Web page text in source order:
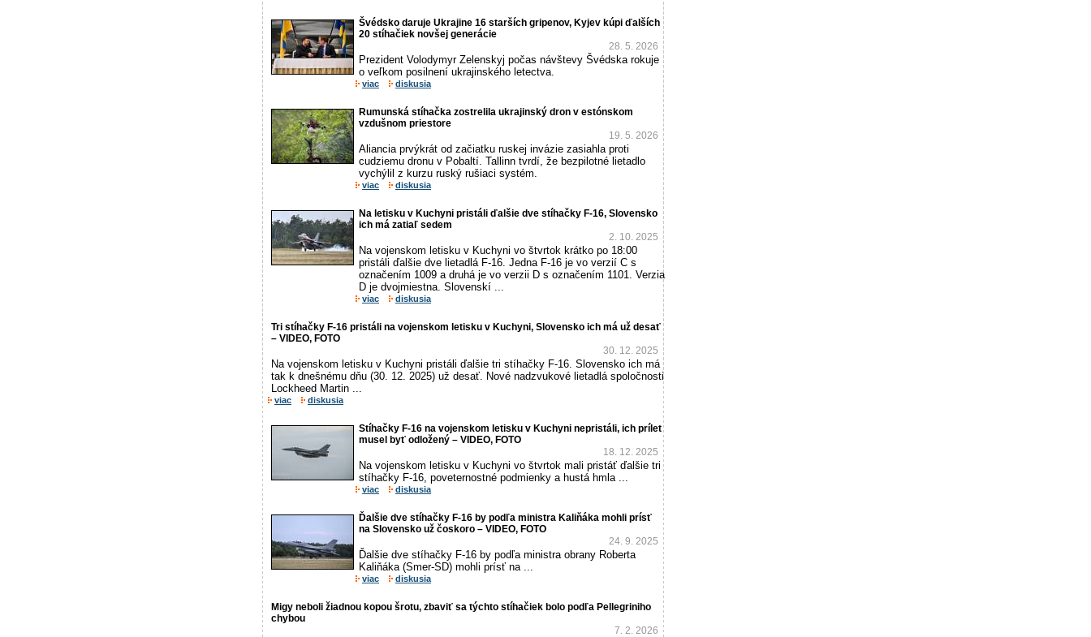
Švédsko daruje Ukrajine 16 starších gripenov, Kyjev kúpi ďalších
20 stíhačiek novšej generácie
28. 5. 2026
Prezident Volodymyr Zelenskyj počas návštevy Švédska rokuje
o veľkom posilnení ukrajinského letectva.
viac diskusia
Rumunská stíhačka zostrelila ukrajinský dron v estónskom
vzdušnom priestore
19. 5. 2026
Aliancia prvýkrát od začiatku ruskej invázie zasiahla proti
cudziemu dronu v Pobaltí. Tallinn tvrdí, že bezpilotné lietadlo
vychýlil z kurzu ruský rušiaci systém.
viac diskusia
Na letisku v Kuchyni pristáli ďalšie dve stíhačky F-16, Slovensko
ich má zatiaľ sedem
2. 10. 2025
Na vojenskom letisku v Kuchyni vo štvrtok krátko po 18:00
pristáli ďalšie dve lietadlá F-16. Jedna F-16 je vo verzií C s
označením 1009 a druhá je vo verzii D s označením 1101. Verzia
D je dvojmiestna. Slovenskí ...
viac diskusia
Tri stíhačky F-16 pristáli na vojenskom letisku v Kuchyni, Slovensko ich má už desať
– VIDEO, FOTO
30. 12. 2025
Na vojenskom letisku v Kuchyni pristáli ďalšie tri stíhačky F-16. Slovensko ich má
tak k dnešnému dňu (30. 12. 2025) už desať. Nové nadzvukové lietadlá spoločnosti
Lockheed Martin ...
viac diskusia
Stíhačky F-16 na vojenskom letisku v Kuchyni nepristáli, ich prílet
musel byť odložený – VIDEO, FOTO
18. 12. 2025
Na vojenskom letisku v Kuchyni vo štvrtok mali pristáť ďalšie tri
stíhačky F-16, poveternostné podmienky a hustá hmla ...
viac diskusia
Ďalšie dve stíhačky F-16 by podľa ministra Kaliňáka mohli prísť
na Slovensko už čoskoro – VIDEO, FOTO
24. 9. 2025
Ďalšie dve stíhačky F-16 by podľa ministra obrany Roberta
Kaliňáka (Smer-SD) mohli prísť na ...
viac diskusia
Migy neboli žiadnou kopou šrotu, zbaviť sa týchto stíhačiek bolo podľa Pellegriniho
chybou
7. 2. 2026